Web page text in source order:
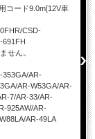
コード9.0m[12V車
CSD-
691FH
せん。
353GA/AR-
AR-W53GA/AR-
7/AR-33/AR-
925AW/AR-
AR-49LA